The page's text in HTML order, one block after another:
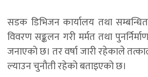
सडक डिभिजन कार्यालय तथा
विवरण सङ्कलन गरी मर्मत तथा
जनाएको छ। तर वर्षा जारी रहेकाले
ल्याउन चुनौती रहेको बताइएको छ।